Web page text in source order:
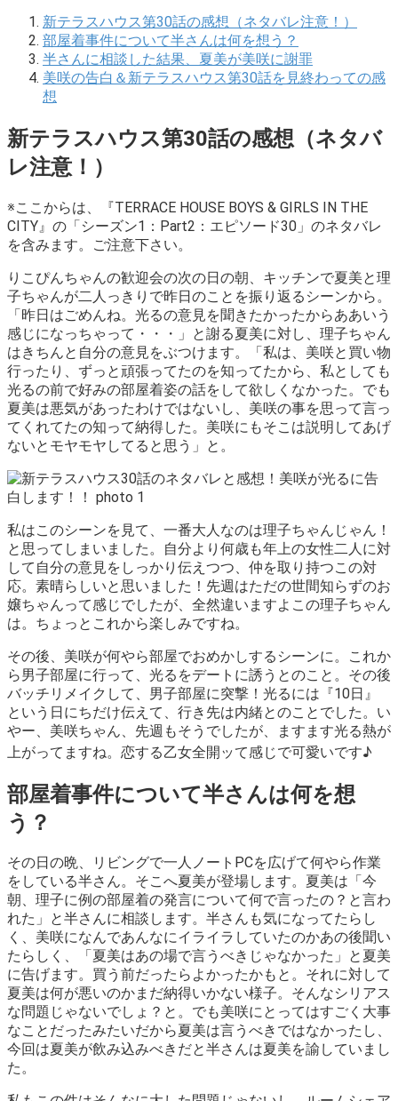
新テラスハウス第30話の感想（ネタバレ注意！）
部屋着事件について半さんは何を想う？
半さんに相談した結果、夏美が美咲に謝罪
美咲の告白＆新テラスハウス第30話を見終わっての感
想
新テラスハウス第30話の感想（ネタバ
レ注意！）
※ここからは、『TERRACE HOUSE BOYS & GIRLS IN THE
CITY』の「シーズン1：Part2：エピソード30」のネタバレ
を含みます。ご注意下さい。
りこぴんちゃんの歓迎会の次の日の朝、キッチンで夏美と理
子ちゃんが二人っきりで昨日のことを振り返るシーンから。
「昨日はごめんね。光るの意見を聞きたかったからああいう
感じになっちゃって・・・」と謝る夏美に対し、理子ちゃん
はきちんと自分の意見をぶつけます。「私は、美咲と買い物
行ったり、ずっと頑張ってたのを知ってたから、私としても
光るの前で好みの部屋着姿の話をして欲しくなかった。でも
夏美は悪気があったわけではないし、美咲の事を思って言っ
てくれてたの知って納得した。美咲にもそこは説明してあげ
ないとモヤモヤしてると思う」と。
私はこのシーンを見て、 一番大人なのは理子ちゃんじゃん！
と思ってしまいました。自分より何歳も年上の女性二人に対
して自分の意見をしっかり伝えつつ、仲を取り持つこの対
応。素晴らしいと思いました！先週はただの世間知らずのお
嬢ちゃんって感じでしたが、全然違いますよこの理子ちゃん
は。ちょっとこれから楽しみですね。
その後、美咲が何やら部屋でおめかしするシーンに。これか
ら男子部屋に行って、光るをデートに誘うとのこと。その後
バッチリメイクして、男子部屋に突撃！光るには『10日』
という日にちだけ伝えて、行き先は内緒とのことでした。い
やー、美咲ちゃん、先週もそうでしたが、ますます光る熱が
上がってますね。恋する乙女全開ッて感じで可愛いです♪
部屋着事件について半さんは何を想
う？
その日の晩、リビングで一人ノートPCを広げて何やら作業
をしている半さん。そこへ夏美が登場します。夏美は「今
朝、理子に例の部屋着の発言について何で言ったの？と言わ
れた」と半さんに相談します。半さんも気になってたらし
く、美咲になんであんなにイライラしていたのかあの後聞い
たらしく、「夏美はあの場で言うべきじゃなかった」と夏美
に告げます。買う前だったらよかったかもと。それに対して
夏美は何が悪いのかまだ納得いかない様子。そんなシリアス
な問題じゃないでしょ？と。でも美咲にとってはすごく大事
なことだったみたいだから夏美は言うべきではなかったし、
今回は夏美が飲み込みべきだと半さんは夏美を諭していまし
た。